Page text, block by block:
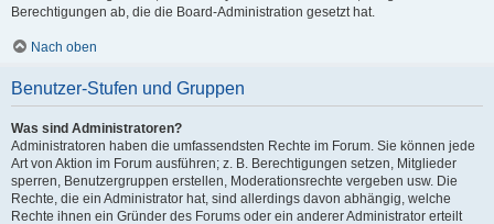
Berechtigungen ab, die die Board-Administration gesetzt hat.
Nach oben
Benutzer-Stufen und Gruppen
Was sind Administratoren?
Administratoren haben die umfassendsten Rechte im Forum. Sie können jede
Art von Aktion im Forum ausführen; z. B. Berechtigungen setzen, Mitglieder
sperren, Benutzergruppen erstellen, Moderationsrechte vergeben usw. Die
Rechte, die ein Administrator hat, sind allerdings davon abhängig, welche
Rechte ihnen ein Gründer des Forums oder ein anderer Administrator erteilt